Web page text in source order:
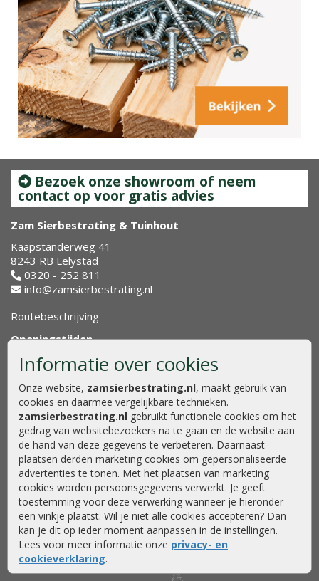
Informatie over cookies
Onze website, zamsierbestrating.nl, maakt gebruik van
cookies en daarmee vergelijkbare technieken.
zamsierbestrating.nl gebruikt functionele cookies om het
gedrag van websitebezoekers na te gaan en de website aan
de hand van deze gegevens te verbeteren. Daarnaast
plaatsen derden marketing cookies om gepersonaliseerde
advertenties te tonen. Met het plaatsen van marketing
cookies worden persoonsgegevens verwerkt. Je geeft
toestemming voor deze verwerking wanneer je hieronder
een vinkje plaatst. Wil je niet alle cookies accepteren? Dan
kan je dit op ieder moment aanpassen in de instellingen.
Lees voor meer informatie onze privacy- en
cookieverklaring.
Bezoek onze showroom of neem
contact op voor gratis advies
Zam Sierbestrating & Tuinhout
Kaapstanderweg 41
8243 RB Lelystad
0320 - 252 811
info@zamsierbestrating.nl
Routebeschrijving
Openingstijden
Maandag
08:00 - 17:00
Dinsdag
08:00 - 17:00
Woensdag
08:00 - 17:00
Donderdag
08:00 - 17:00
Vrijdag
08:00 - 17:00
Zaterdag
08.00 - 15.00
Zondag
Gesloten